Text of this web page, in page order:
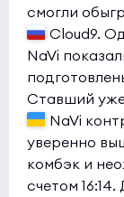
смогли
Cloud9.
NaVi
Ставший
NaVi
уверенно
комбэк и
счетом 16:14.